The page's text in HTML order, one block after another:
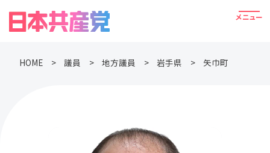
HOME 議員 地方議員 岩手県 矢巾町